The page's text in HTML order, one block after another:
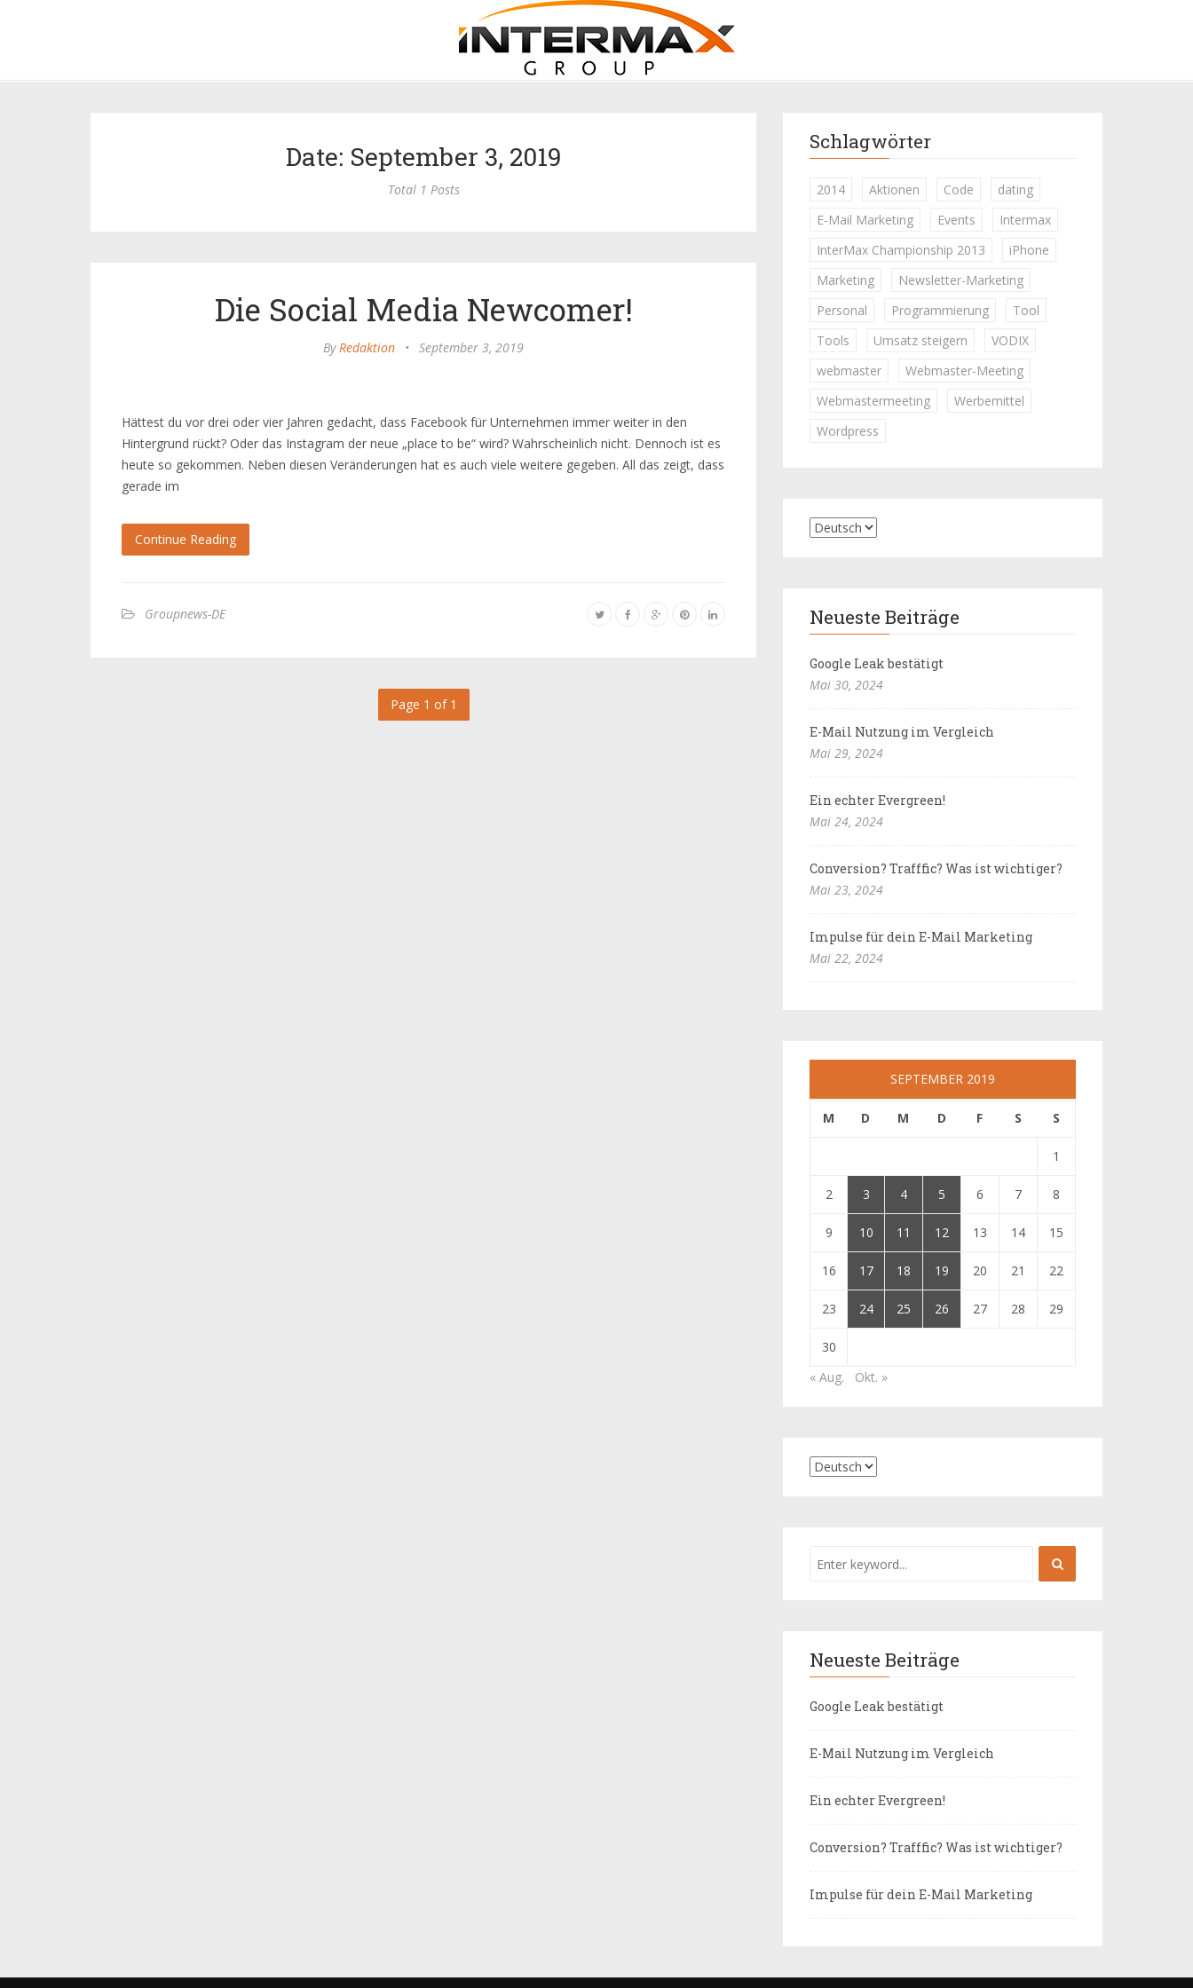
Date: September 3, 2019
Total 1 Posts
Die Social Media Newcomer!
ByRedaktion • September 3, 2019
Hättest du vor drei oder vier Jahren gedacht, dass Facebook für Unternehmen immer weiter in den
Hintergrund rückt? Oder das Instagram der neue „place to be“ wird? Wahrscheinlich nicht. Dennoch ist es
heute so gekommen. Neben diesen Veränderungen hat es auch viele weitere gegeben. All das zeigt, dass
gerade im
Continue Reading
Groupnews-DE
Page 1 of 1
Schlagwörter
2014 Aktionen Code
dating
E-Mail Marketing
Events
Intermax
InterMax Championship 2013
iPhone
Marketing
Newsletter-Marketing
Personal
Programmierung
Tool
Tools
Umsatz steigern
VODIX
webmaster
Webmaster-Meeting
Webmastermeeting
Werbemittel
Wordpress
Neueste Beiträge
Google Leak bestätigt
Mai 30, 2024
E-Mail Nutzung im Vergleich
Mai 29, 2024
Ein echter Evergreen!
Mai 24, 2024
Conversion? Trafffic? Was ist wichtiger?
Mai 23, 2024
Impulse für dein E-Mail Marketing
Mai 22, 2024
SEPTEMBER 2019
M D M D F S S
1
2 3 4 5 6 7 8
9 10 11 12 13 14 15
16 17 18 19 20 21 22
23 24 25 26 27 28 29
30
« Aug.
Okt. »
Neueste Beiträge
Google Leak bestätigt
E-Mail Nutzung im Vergleich
Ein echter Evergreen!
Conversion? Trafffic? Was ist wichtiger?
Impulse für dein E-Mail Marketing